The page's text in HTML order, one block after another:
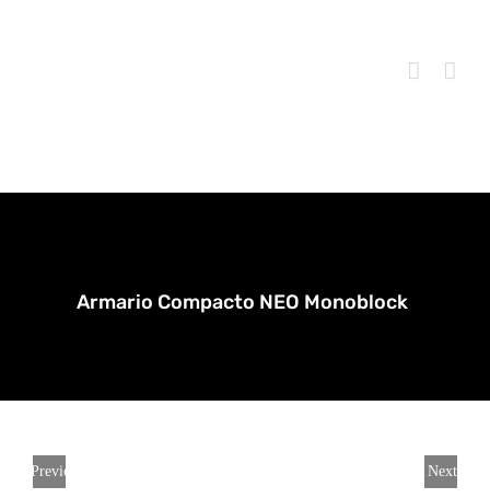
Armario Compacto NEO Monoblock
Previous Next